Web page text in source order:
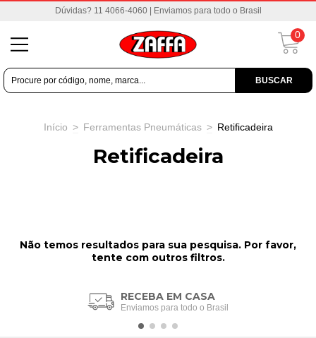
Dúvidas? 11 4066-4060 | Enviamos para todo o Brasil
BUSCAR
0
Início > Ferramentas Pneumáticas > Retificadeira
Retificadeira
Não temos resultados para sua pesquisa. Por favor,
tente com outros filtros.
RECEBA EM CASA
Enviamos para todo o Brasil